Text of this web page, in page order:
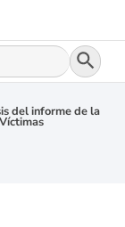
Botón
del informe de la